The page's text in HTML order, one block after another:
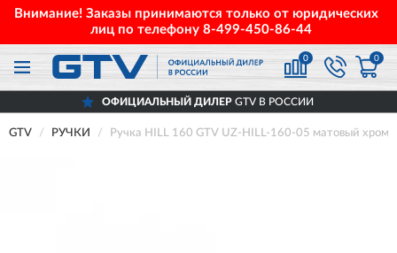
Внимание! Заказы принимаются только от юридических
лиц по телефону 8-499-450-86-44
0 0
ОФИЦИАЛЬНЫЙ ДИЛЕР GTV В РОССИИ
GTV РУЧКИ Ручка HILL 160 GTV UZ-HILL-160-05 матовый хром